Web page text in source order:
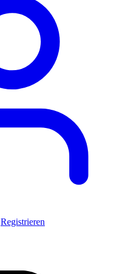
Registrieren